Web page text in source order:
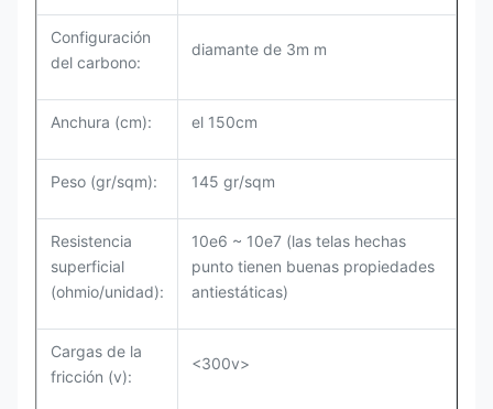
Configuración
del carbono:
diamante de 3m m
Anchura (cm): el 150cm
Peso (gr/sqm): 145 gr/sqm
Resistencia
superficial
(ohmio/unidad):
10e6 ~ 10e7 (las telas hechas
punto tienen buenas propiedades
antiestáticas)
Cargas de la
fricción (v):
<300v>